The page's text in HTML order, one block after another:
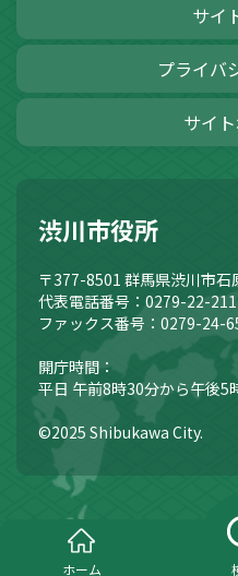
サイ
プライバ
サイ
渋川市役所
〒377-8501 群馬県渋川市石
代表電話番号：0279-22-
ファックス番号：0279-24-
開庁時間：
平日 午前8時30分から午後5
©2025 Shibukawa City.
ホーム